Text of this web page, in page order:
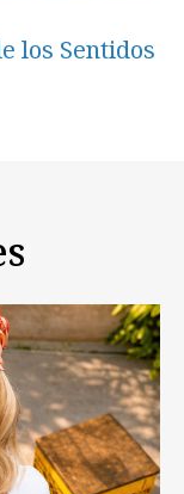
los Sentidos